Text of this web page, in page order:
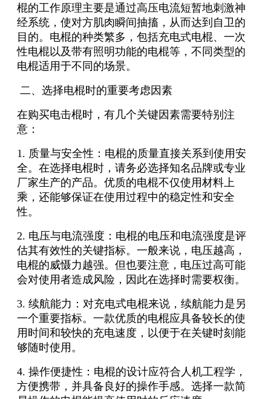
棍的工作原理主要是通过高压电流短暂地刺激神
经系统，使对方肌肉瞬间抽搐，从而达到自卫的
目的。电棍的种类繁多，包括充电式电棍、一次
性电棍以及带有照明功能的电棍等，不同类型的
电棍适用于不同的场景。
二、选择电棍时的重要考虑因素
在购买电击棍时，有几个关键因素需要特别注
意：
1. 质量与安全性：电棍的质量直接关系到使用安
全。在选择电棍时，请务必选择知名品牌或专业
厂家生产的产品。优质的电棍不仅使用材料上
乘，还能够保证在使用过程中的稳定性和安全
性。
2. 电压与电流强度：电棍的电压和电流强度是评
估其有效性的关键指标。一般来说，电压越高，
电棍的威慑力越强。但也要注意，电压过高可能
会对使用者造成风险，因此在选择时需要权衡。
3. 续航能力：对充电式电棍来说，续航能力是另
一个重要指标。一款优质的电棍应具备较长的使
用时间和较快的充电速度，以便于在关键时刻能
够随时使用。
4. 操作便捷性：电棍的设计应符合人机工程学，
方便携带，并具备良好的操作手感。选择一款简